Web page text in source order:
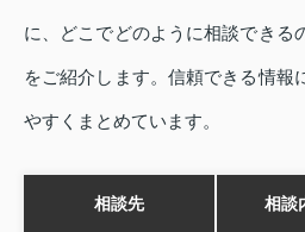
に、どこでどのように相談できる
をご紹介します。信頼できる情報
やすくまとめています。
相談先 相談